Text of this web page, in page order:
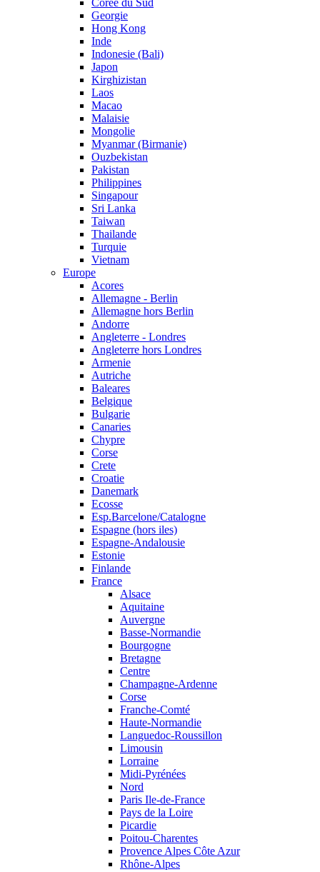
Coree du Sud
Georgie
Hong Kong
Inde
Indonesie (Bali)
Japon
Kirghizistan
Laos
Macao
Malaisie
Mongolie
Myanmar (Birmanie)
Ouzbekistan
Pakistan
Philippines
Singapour
Sri Lanka
Taiwan
Thailande
Turquie
Vietnam
Europe
Acores
Allemagne - Berlin
Allemagne hors Berlin
Andorre
Angleterre - Londres
Angleterre hors Londres
Armenie
Autriche
Baleares
Belgique
Bulgarie
Canaries
Chypre
Corse
Crete
Croatie
Danemark
Ecosse
Esp.Barcelone/Catalogne
Espagne (hors iles)
Espagne-Andalousie
Estonie
Finlande
France
Alsace
Aquitaine
Auvergne
Basse-Normandie
Bourgogne
Bretagne
Centre
Champagne-Ardenne
Corse
Franche-Comté
Haute-Normandie
Languedoc-Roussillon
Limousin
Lorraine
Midi-Pyrénées
Nord
Paris Ile-de-France
Pays de la Loire
Picardie
Poitou-Charentes
Provence Alpes Côte Azur
Rhône-Alpes